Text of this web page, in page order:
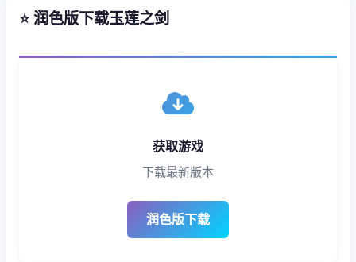
⭐ 润色版下载玉莲之剑
获取游戏
下载最新版本
润色版下载